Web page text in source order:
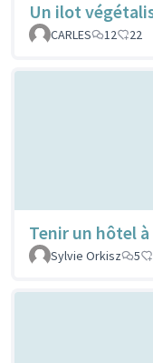
Un ilot
CARLES
12 22
Tenir un hôtel
Sylvie Orkisz
5